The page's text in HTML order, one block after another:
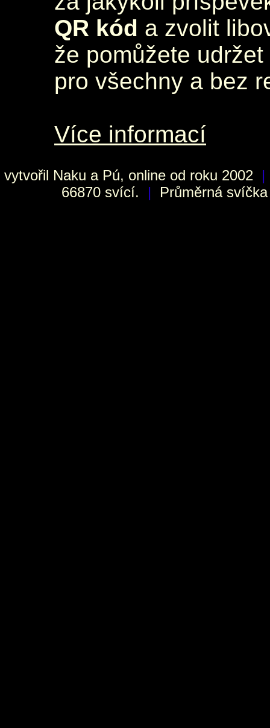
QR kód a zvolit
že pomůžete
pro všechny a bez
Více informací
vytvořil Naku a Pú, online od roku 2002 |
66870 svící.
| Průměrná